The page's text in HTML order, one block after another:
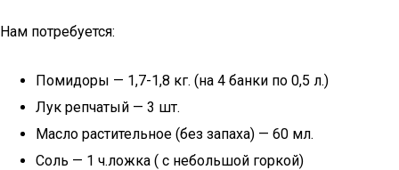
Нам потребуется:
Помидоры — 1,7-1,8 кг. (на 4 банки по 0,5 л.)
Лук репчатый — 3 шт.
Масло растительное (без запаха) — 60 мл.
Соль — 1 ч.ложка ( с небольшой горкой)